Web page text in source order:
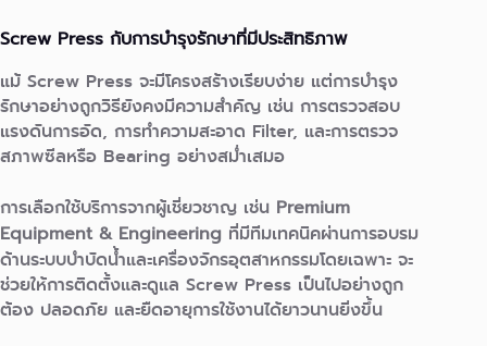
Screw Press กับการบำรุงรักษาที่มีประสิทธิภาพ
แม้ Screw Press จะมีโครงสร้างเรียบง่าย แต่การบำรุง
รักษาอย่างถูกวิธียังคงมีความสำคัญ เช่น การตรวจสอบ
แรงดันการอัด, การทำความสะอาด Filter, และการตรวจ
สภาพซีลหรือ Bearing อย่างสม่ำเสมอ
การเลือกใช้บริการจากผู้เชี่ยวชาญ เช่น Premium
Equipment & Engineering ที่มีทีมเทคนิคผ่านการอบรม
ด้านระบบบำบัดน้ำและเครื่องจักรอุตสาหกรรมโดยเฉพาะ จะ
ช่วยให้การติดตั้งและดูแล Screw Press เป็นไปอย่างถูก
ต้อง ปลอดภัย และยืดอายุการใช้งานได้ยาวนานยิ่งขึ้น